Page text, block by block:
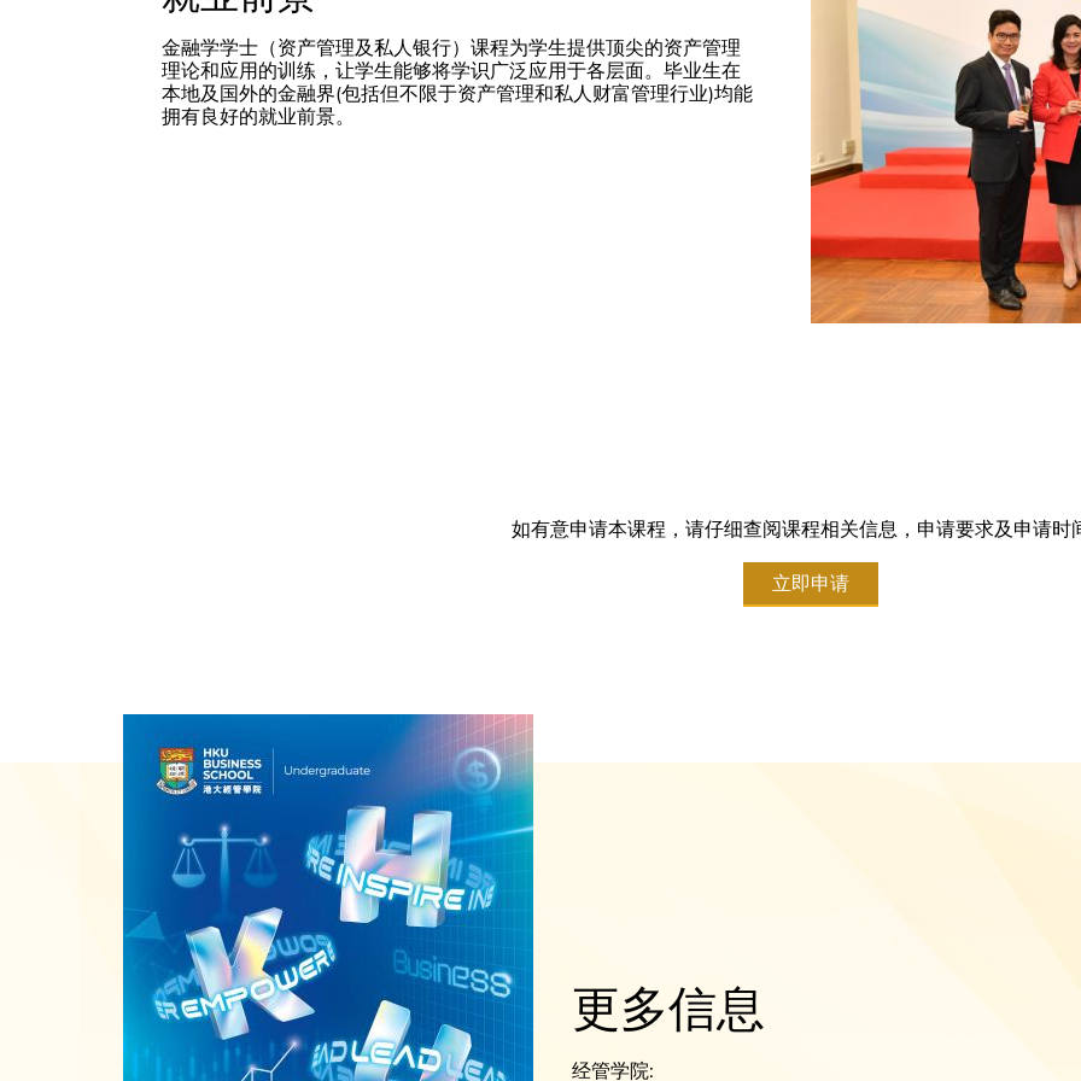
金融学学士（资产管理及私人银行）课程为学生提供顶尖的资产管理
理论和应用的训练，让学生能够将学识广泛应用于各层面。毕业生在
本地及国外的金融界(包括但不限于资产管理和私人财富管理行业)均能
拥有良好的就业前景。
如有意申请本课程，请仔细查阅课程相关信息，申请要求及申请时
立即申请
更多信息
经管学院: